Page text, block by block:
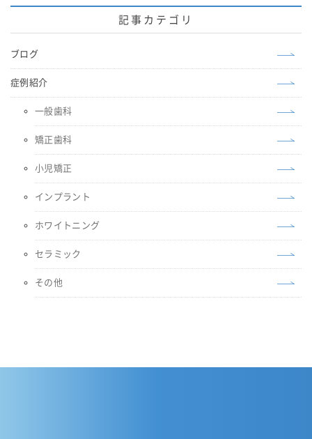
記事カテゴリ
ブログ
症例紹介
一般歯科
矯正歯科
小児矯正
インプラント
ホワイトニング
セラミック
その他